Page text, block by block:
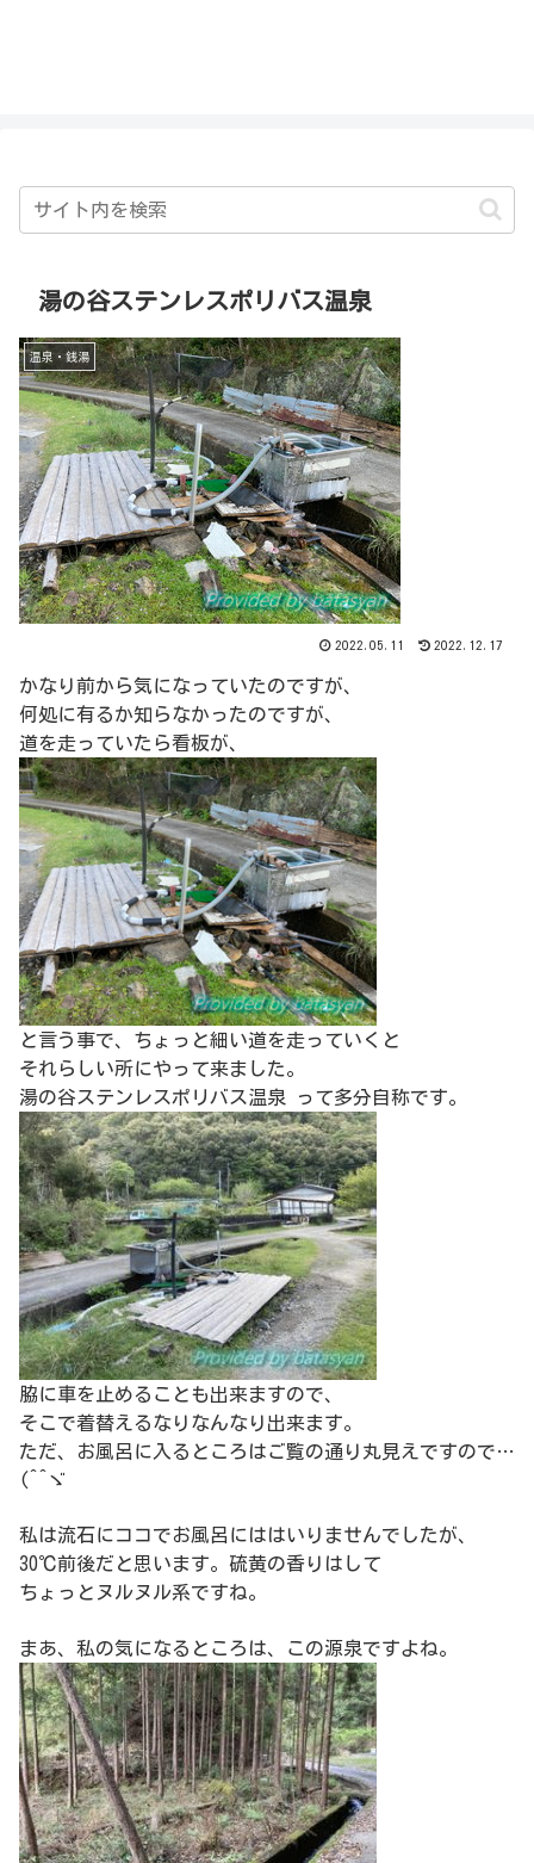
湯の谷ステンレスポリバス温泉
温泉・銭湯
2022.05.11 2022.12.17
かなり前から気になっていたのですが、
何処に有るか知らなかったのですが、
道を走っていたら看板が、
と言う事で、ちょっと細い道を走っていくと
それらしい所にやって来ました。
湯の谷ステンレスポリバス温泉 って多分自称です。
脇に車を止めることも出来ますので、
そこで着替えるなりなんなり出来ます。
ただ、お風呂に入るところはご覧の通り丸見えですので…
(^^ゞ
私は流石にココでお風呂にははいりませんでしたが、
30℃前後だと思います。硫黄の香りはして
ちょっとヌルヌル系ですね。
まあ、私の気になるところは、この源泉ですよね。